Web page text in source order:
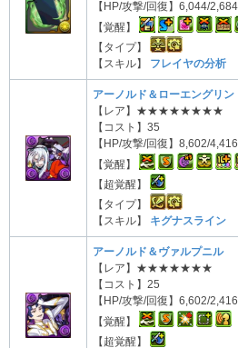
【HP/攻撃/回復】6,044/
【覚醒】
【タイプ】
【スキル】 フレイヤの分析
アーノルド＆ローエングリン
【レア】★★★★★★★★
【コスト】35
【HP/攻撃/回復】8,602/
【覚醒】
【超覚醒】
【タイプ】
【スキル】 キグナスライン
アーノルド＆ヴァルプニル
【レア】★★★★★★★
【コスト】25
【HP/攻撃/回復】6,602/
【覚醒】
【超覚醒】